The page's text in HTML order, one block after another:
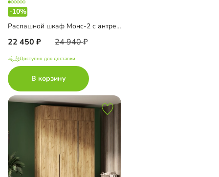
-10%
Распашной шкаф Монс-2 с антресолью
22 450 24 940
Доступно для доставки
В корзину